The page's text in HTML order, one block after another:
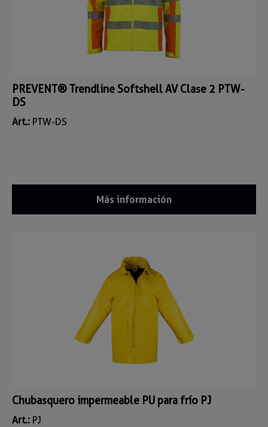
PREVENT® Trendline Softshell AV Clase 2 PTW-
DS
Art.: PTW-DS
Más información
Chubasquero impermeable PU para frío PJ
Art.: PJ